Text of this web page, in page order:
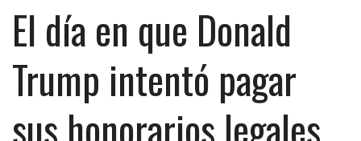
El día en que Donald
Trump intentó pagar
sus honorarios legales